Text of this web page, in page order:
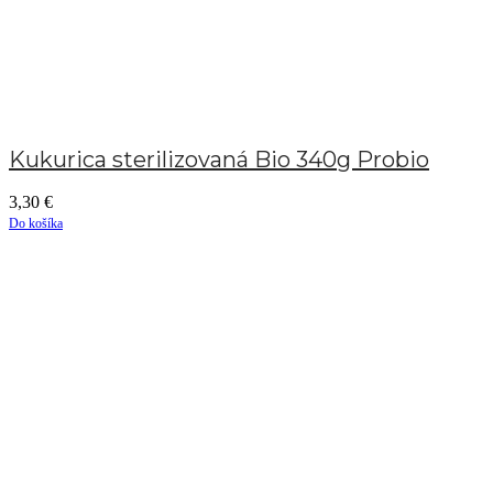
Kukurica sterilizovaná Bio 340g Probio
3,30 €
Do košíka